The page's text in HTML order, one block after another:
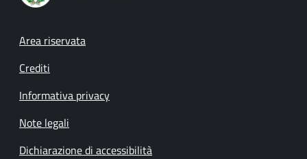
Footer menu
Area riservata
Crediti
Informativa privacy
Note legali
Dichiarazione di accessibilità